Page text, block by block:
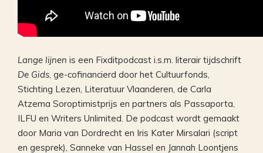
Lange lijnen is een Fixditpodcast i.s.m. literair tijdschrift
De Gids, ge-cofinancierd door het Cultuurfonds,
Stichting Lezen, Literatuur Vlaanderen, de Carla
Atzema Soroptimistprijs en partners als Passaporta,
ILFU en Writers Unlimited. De podcast wordt gemaakt
door Maria van Dordrecht en Iris Kater Mirsalari (script
en gesprek), Sanneke van Hassel en Jannah Loontjens